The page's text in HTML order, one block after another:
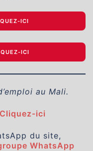
ICI
ICI
au Mali.
Cliquez-ici
du site,
WhatsApp